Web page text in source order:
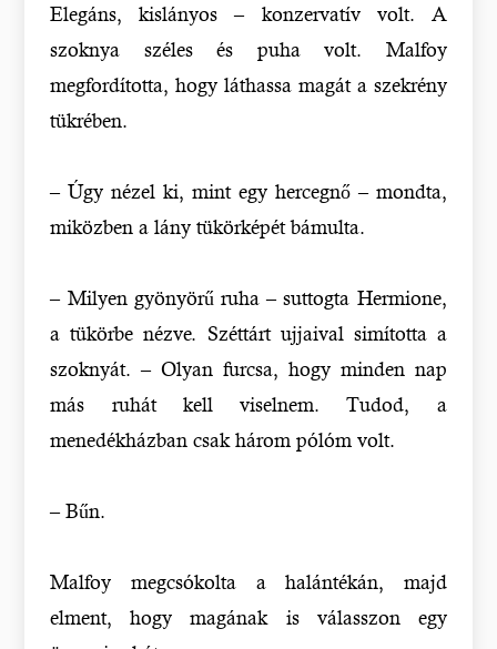
Elegáns, kislányos – konzervatív volt. A
szoknya széles és puha volt. Malfoy
megfordította, hogy láthassa magát a szekrény
tükrében.
– Úgy nézel ki, mint egy hercegnő – mondta,
miközben a lány tükörképét bámulta.
– Milyen gyönyörű ruha – suttogta Hermione,
a tükörbe nézve. Széttárt ujjaival simította a
szoknyát. – Olyan furcsa, hogy minden nap
más ruhát kell viselnem. Tudod, a
menedékházban csak három pólóm volt.
– Bűn.
Malfoy megcsókolta a halántékán, majd
elment, hogy magának is válasszon egy